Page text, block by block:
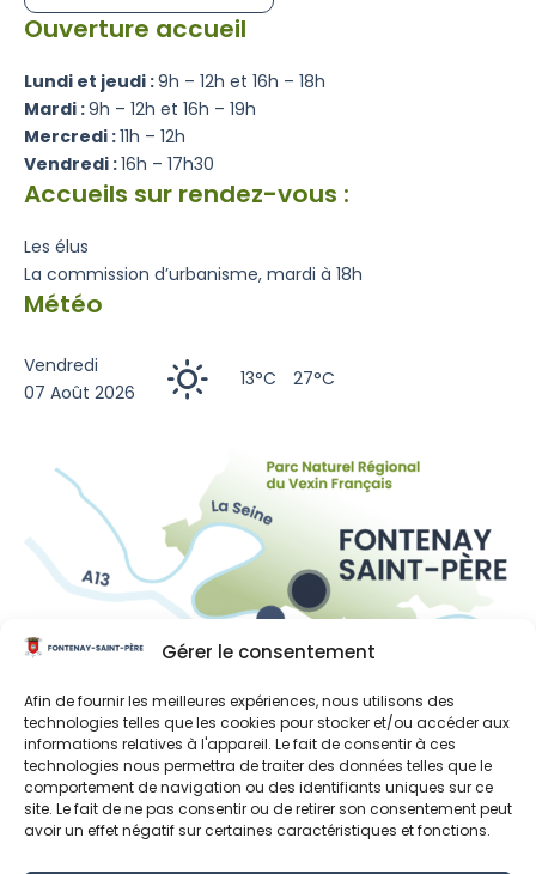
Gérer le consentement
Afin de fournir les meilleures expériences, nous utilisons des
technologies telles que les cookies pour stocker et/ou accéder aux
informations relatives à l'appareil. Le fait de consentir à ces
technologies nous permettra de traiter des données telles que le
comportement de navigation ou des identifiants uniques sur ce
site. Le fait de ne pas consentir ou de retirer son consentement peut
avoir un effet négatif sur certaines caractéristiques et fonctions.
Ouverture accueil
Lundi et jeudi :9h – 12h et 16h – 18h
Mardi :9h – 12h et 16h – 19h
Mercredi :11h – 12h
Vendredi :16h – 17h30
Accueils sur rendez-vous :
Les élus
La commission d’urbanisme, mardi à 18h
Météo
Vendredi
07 Août 2026
13°C 27°C
Liens utiles
Région Île-de-France
Département des Yvelines
Grand Paris Seine et Oise